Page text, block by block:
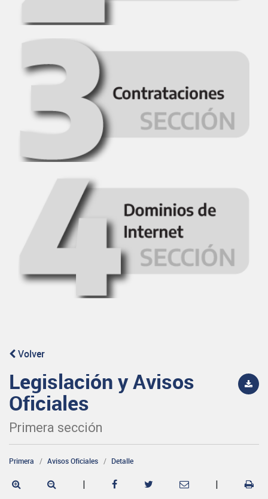
Volver
Legislación y Avisos
Oficiales
Primera sección
Primera Avisos Oficiales Detalle
| |